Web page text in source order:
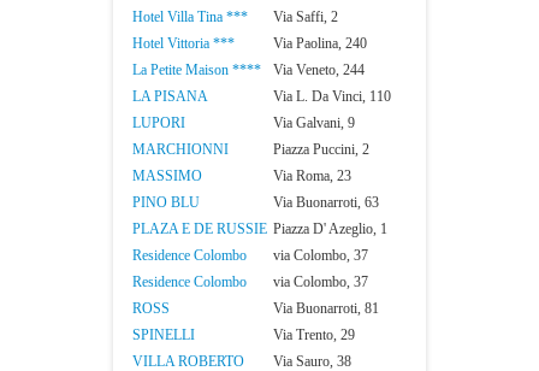
Hotel Villa Tina ***
Via Saffi, 2
Hotel Vittoria ***
Via Paolina, 240
La Petite Maison ****
Via Veneto, 244
LA PISANA
Via L. Da Vinci, 110
LUPORI
Via Galvani, 9
MARCHIONNI
Piazza Puccini, 2
MASSIMO
Via Roma, 23
PINO BLU
Via Buonarroti, 63
PLAZA E DE RUSSIE Piazza D' Azeglio, 1
Residence Colombo
via Colombo, 37
Residence Colombo
via Colombo, 37
ROSS
Via Buonarroti, 81
SPINELLI
Via Trento, 29
VILLA ROBERTO
Via Sauro, 38